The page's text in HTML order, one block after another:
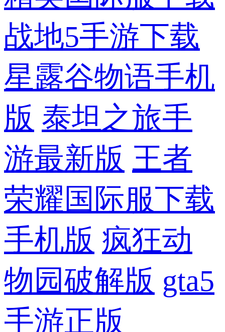
战地5手游下载
星露谷物语手机
版 泰坦之旅手
游最新版 王者
荣耀国际服下载
手机版 疯狂动
物园破解版 gta5
手游正版